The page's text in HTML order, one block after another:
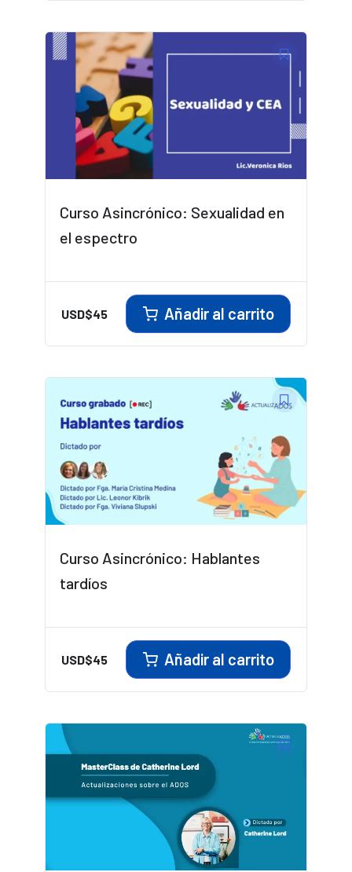
Curso Asincrónico: Sexualidad en
el espectro
USD$45 Añadir al carrito
Curso Asincrónico: Hablantes
tardíos
USD$45 Añadir al carrito